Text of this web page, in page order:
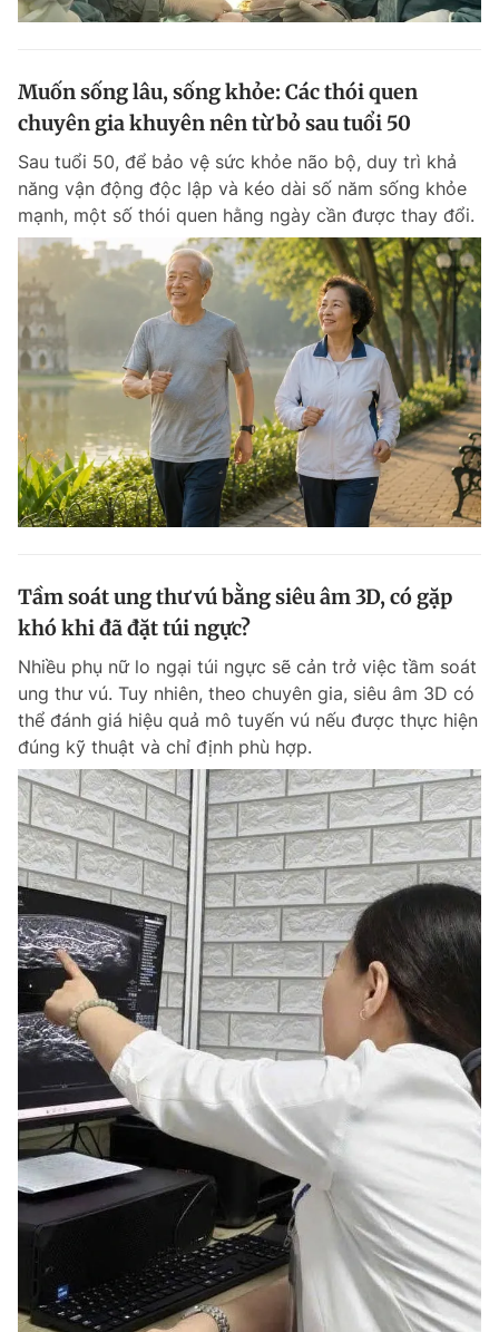
Tiện ích Bạn cần biết
Thông tin tòa soạn Liên hệ quảng cáo
Đọc Thanh Niên trên điện thoại
Theo dõi báo trên
Hotline
0906 645 777
Liên hệ quảng cáo
0908 780 404
Đặt báo Quảng cáo RSS Tòa soạn Chính sách bảo
Phó tổng biên tập thường trực: Hải Thành
Phó tổng biên tập: Lâm Hiếu Dũng
Phó tổng biên tập: Trần Việt Hưng
Giấy phép xuất bản số 110/GP - BTTTT cấp ngày 24.3.2020
© 2003-2026 Bản quyền thuộc về Báo Thanh Niên. Cấm sao chép
dưới mọi hình thức nếu không có sự chấp thuận bằng văn bản.
Phát triển bởi ePi Technologies, JSC.
Muốn sống lâu, sống khỏe: Các thói quen
chuyên gia khuyên nên từ bỏ sau tuổi 50
Sau tuổi 50, để bảo vệ sức khỏe não bộ, duy trì khả
năng vận động độc lập và kéo dài số năm sống khỏe
mạnh, một số thói quen hằng ngày cần được thay đổi.
Tầm soát ung thư vú bằng siêu âm 3D, có gặp
khó khi đã đặt túi ngực?
Nhiều phụ nữ lo ngại túi ngực sẽ cản trở việc tầm soát
ung thư vú. Tuy nhiên, theo chuyên gia, siêu âm 3D có
thể đánh giá hiệu quả mô tuyến vú nếu được thực hiện
đúng kỹ thuật và chỉ định phù hợp.